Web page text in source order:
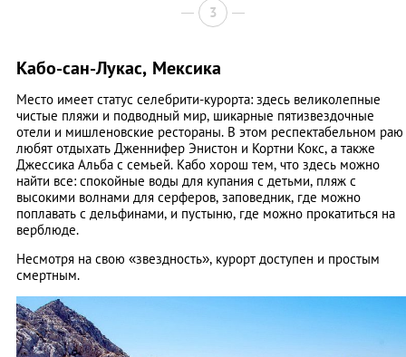
3
Кабо-сан-Лукас, Мексика
Место имеет статус селебрити-курорта: здесь великолепные
чистые пляжи и подводный мир, шикарные пятизвездочные
отели и мишленовские рестораны. В этом респектабельном раю
любят отдыхать Дженнифер Энистон и Кортни Кокс, а также
Джессика Альба с семьей. Кабо хорош тем, что здесь можно
найти все: спокойные воды для купания с детьми, пляж с
высокими волнами для серферов, заповедник, где можно
поплавать с дельфинами, и пустыню, где можно прокатиться на
верблюде.
Несмотря на свою «звездность», курорт доступен и простым
смертным.